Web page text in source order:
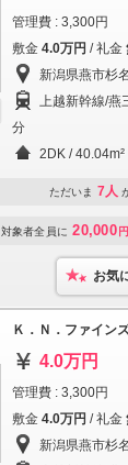
管理費 : 3,300円
敷金 4.0万円 / 礼金
新潟県燕市杉名
上越新幹線/燕
分
2DK / 40.04m²
ただいま 7人
対象者全員に 20,000 円
お気
Ｋ．Ｎ．ファイン
4.0万円
管理費 : 3,300円
敷金 4.0万円 / 礼金
新潟県燕市杉名